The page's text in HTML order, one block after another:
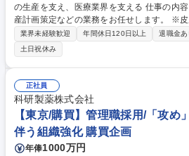
の生産を支え、医療業界を支える 仕事の内容 【概要】医薬品に関する生
産計画策定などの業務をお任せします。 ※
つ当社では、フレックス制度(コアタイム有
環境で働くことができます。 【詳細】■中間製品・製品の在庫管理及び生
産計画の立案・変更・進捗管理(21品目2原
理業務 ■原材料の在庫管理及び発注依頼 【
社の経験、技術、基盤を最大限活用できる領
経系領域」「感染症領域」に注力しつつ、将
ダリティにも取り組んでいます。 募集職種 【静岡/生産管理】賞与計6か
月分/多品目の生産を支え、医療業界を支える
業界未経験歓迎 年間休日120日以上 退職金あ
土日祝休み
正社員
科研製薬株式会社
【東京/購買】管理職採用/「攻め
伴う組織強化 購買企画
年俸1000万円